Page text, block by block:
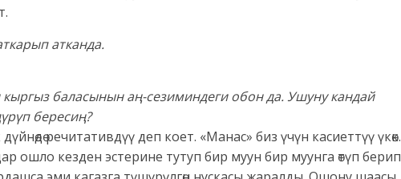
атканда.
баласынын аң-сезиминдеги обон да. Ушуну кандай
бересиң?
речитативдүү деп коет. «Манас» биз үчүн касиеттүү үкөк.
ошло кезден эстерине тутуп бир муун бир муунга өтүп берип